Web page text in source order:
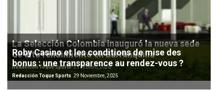
La Selección Colombia inauguró la nueva sede
de alto rendimiento en Barranquilla
Redacción Toque Sports 25 Febrero, 2026
Roby Casino et les conditions de mise des
bonus : une transparence au rendez-vous ?
Redacción Toque Sports 29 Noviembre, 2025